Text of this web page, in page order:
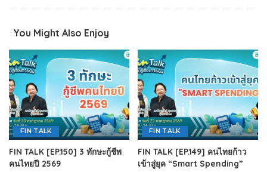
You Might Also Enjoy
FIN TALK
FIN TALK [EP.150] 3 ทักษะกู้ชีพ
คนไทยปี 2569
FIN TALK
FIN TALK [EP.149] คนไทยก้าว
เข้าสู่ยุค “Smart Spending”